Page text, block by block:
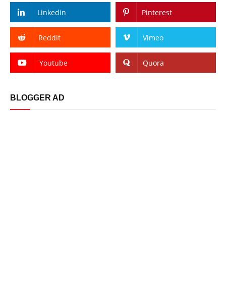
Linkedin Pinterest
Reddit Vimeo
Youtube Quora
BLOGGER AD